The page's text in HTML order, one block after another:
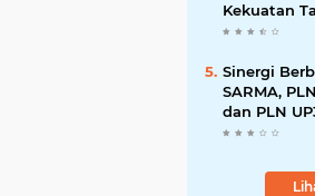
Kekuatan
Dampak
Percepatan
Bencana
Sinergi
SARMA,
dan PLN
Strategis